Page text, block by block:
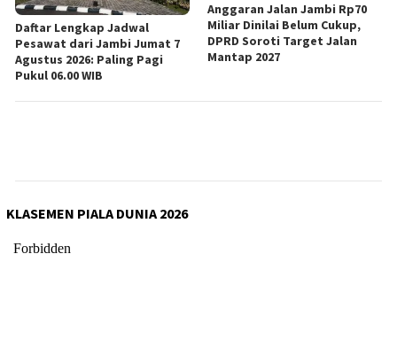
Daftar Lengkap Jadwal
Pesawat dari Jambi Jumat 7
Agustus 2026: Paling Pagi
Pukul 06.00 WIB
Anggaran Jalan Jambi Rp70
Miliar Dinilai Belum Cukup,
DPRD Soroti Target Jalan
Mantap 2027
KLASEMEN PIALA DUNIA 2026